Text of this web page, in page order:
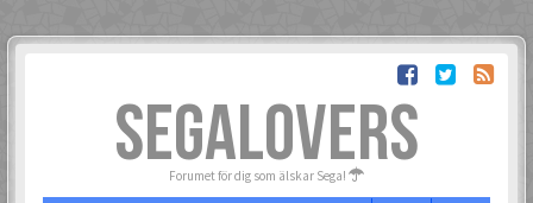
SEGALOVERS
Forumet för dig som älskar Sega!